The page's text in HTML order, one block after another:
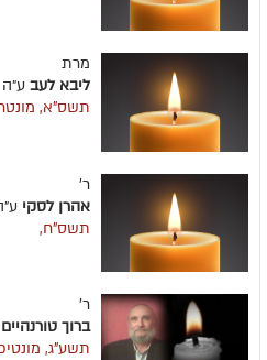
מרת
ליבא לעב ע״ה
תשס"א,
ר'
אהרן לסקי
תשס"ח,
ר'
ברוך טורנהיים
תשע"ג,